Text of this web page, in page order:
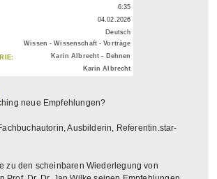
6:35
04.02.2026
Deutsch
Wissen - Wissenschaft - Vorträge
Karin Albrecht - Dehnen
Karin Albrecht
neue Empfehlungen?
Ausbilderin, Referentin.star-
zu den scheinbaren Wiederlegung von